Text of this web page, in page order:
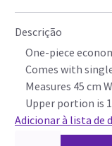
Descrição
One-piece
Comes with
Measures 45 cm
Upper portion is
Adicionar à lista de